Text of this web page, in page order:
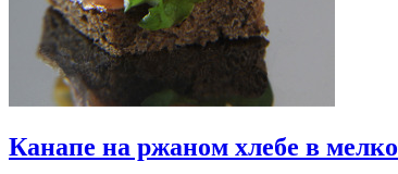
Канапе на ржаном хлебе в